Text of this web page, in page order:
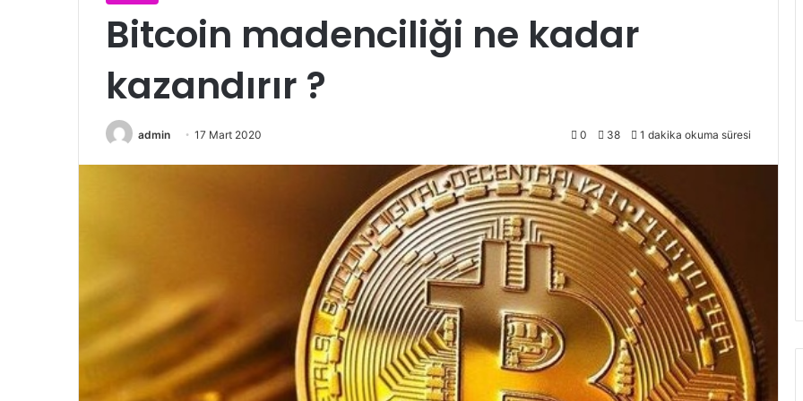
Bitcoin madenciliği ne kadar
kazandırır ?
admin 17 Mart 2020 0 38 1 dakika okuma süresi